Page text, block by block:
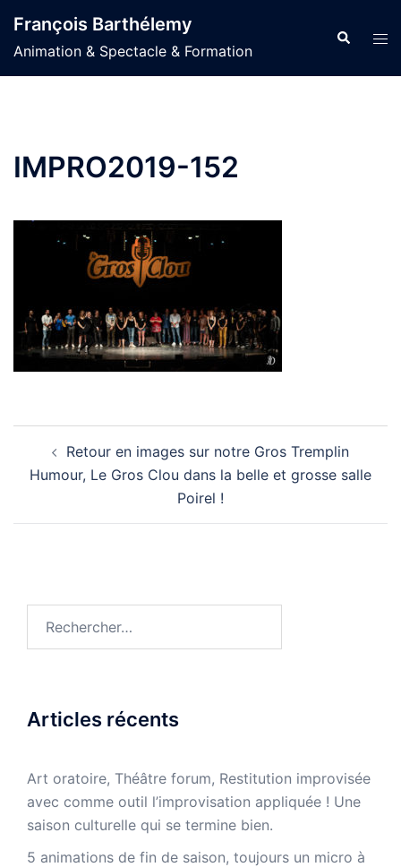
au
contenu
François Barthélemy
Animation & Spectacle & Formation
IMPRO2019-152
d’articleRetour en images sur notre Gros Tremplin
Humour, Le Gros Clou dans la belle et grosse salle
Poirel !
Articles récents
Art oratoire, Théâtre forum, Restitution improvisée
avec comme outil l’improvisation appliquée ! Une
saison culturelle qui se termine bien.
5 animations de fin de saison, toujours un micro à